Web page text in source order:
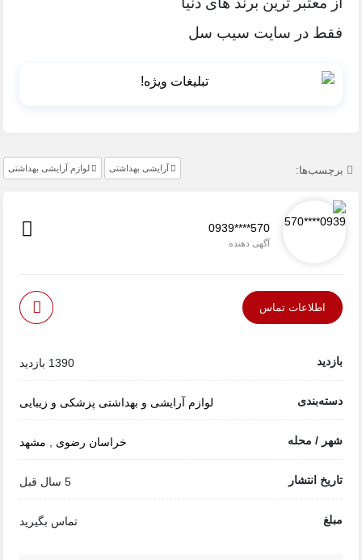
فقط در سایت سیب سل
برچسب‌ها: آرایشی بهداشتی لوازم آرایشی بهداشتی
0939****570
آگهی دهنده
اطلاعات تماس
بازدید 1390 بازدید
دسته‌بندی لوازم آرایشی و بهداشتی پزشکی و زیبایی
شهر / محله خراسان رضوی مشهد
تاریخ انتشار 5 سال قبل
مبلغ تماس بگیرید